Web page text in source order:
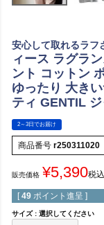
安心して取れるラフ
ィース ラグラ
ント コットン
ゆったり 大き
ティ GENTIL
2～3日でお届け
商品番号 r250311020
販売価格 ¥5,390税込
[ 49 ポイント進呈 ]
サイズ 選択してください